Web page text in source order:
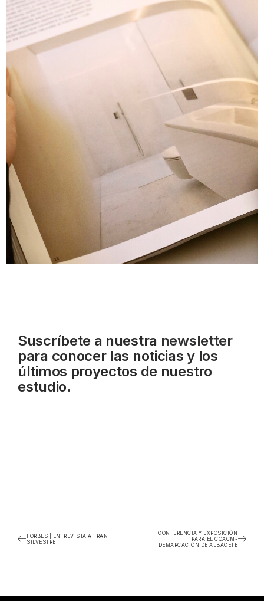
Suscríbete a nuestra newsletter
para conocer las noticias y los
últimos proyectos de nuestro
estudio.
FORBES | ENTREVISTA A FRAN
SILVESTRE
CONFERENCIA Y EXPOSICIÓN
PARA EL COACM-
DEMARCACIÓN DE ALBACETE